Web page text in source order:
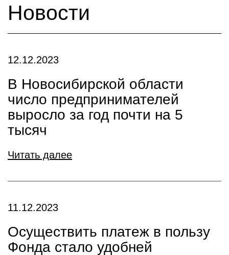
Новости
12.12.2023
В Новосибирской области
число предпринимателей
выросло за год почти на 5
тысяч
Читать далее
11.12.2023
Осуществить платеж в пользу
Фонда стало удобней